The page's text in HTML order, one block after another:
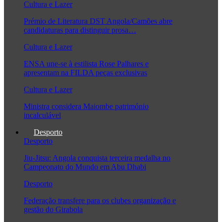
Cultura e Lazer
Prémio de Literatura DST Angola/Camões abre
candidaturas para distinguir prosa…
Cultura e Lazer
ENSA une-se à estilista Rose Palhares e
apresentam na FILDA peças exclusivas
Cultura e Lazer
Ministra considera Maiombe património
incalculável
Desporto
Desporto
Jiu-Jitsu: Angola conquista terceira medalha no
Campeonato do Mundo em Abu Dhabi
Desporto
Federação transfere para os clubes organização e
gestão do Girabola